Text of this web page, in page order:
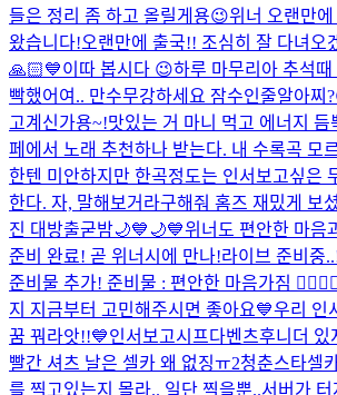
들은 정리 좀 하고 올릴게용😉위너 오랜만
왔습니다!오랜만에 출국!! 조심히 잘 다녀오
🙏🏻💙이따 봅시다 😉하루 마무리 아 추석
빡했어여.. 만수무강하세요 잠수인줄알아찌?
고계신가용~!맛있는 거 마니 먹고 에너지 듬
페에서 노래 추천하나 받는다. 내 수록곡 모
한텐 미안하지만 한곡정도는 인서보고싶은
한다. 자, 말해보거라구해줘 홈즈 재밌게 보
진 대방출굳밤🌙💙🌙💙위너도 편안한 마음
준비 완료! 곧 위너시에 만나!라이브 준비중
준비물 추가! 준비물 : 편안한 마음가짐
지 지금부터 고민해주시면 좋아요💙우리 인
꿈 꿔라앗!!💙인서보고시프다벤츠후니 더 있
빨간 셔츠 날은 셀카 왜 없징ㅠ2청춘스타셀
를 찍고있는지 몰라.. 일단 찍을뿐..서버가